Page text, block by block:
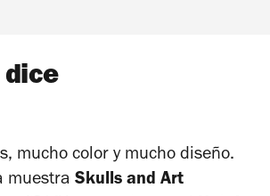
dice
mucho color y mucho diseño.
muestra Skulls and Art